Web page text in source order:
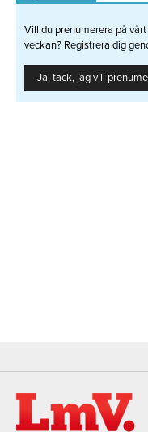
Vill du prenumerera på
veckan? Registrera dig
Ja, tack, jag vill